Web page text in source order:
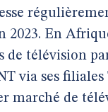
2023. En
de télévision
via ses
marché de